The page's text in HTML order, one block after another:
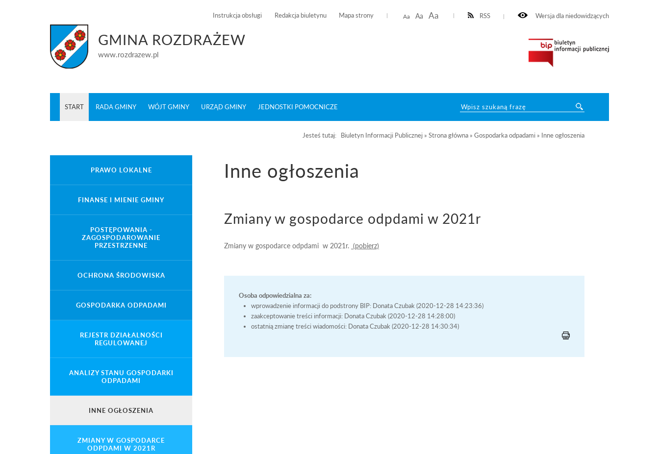
Wersja dla niedowidzących
RSS
Aa Aa Aa
Instrukcja obsługi Redakcja biuletynu Mapa strony
GMINA ROZDRAŻEW
www.rozdrazew.pl
START RADA GMINY WÓJT GMINY URZĄD GMINY JEDNOSTKI POMOCNICZE
Jesteś tutaj: Biuletyn Informacji Publicznej » Strona główna » Gospodarka odpadami » Inne ogłoszenia
Inne ogłoszenia
Zmiany w gospodarce odpdami w 2021r
Zmiany w gospodarce odpdami w 2021r. (pobierz)
Osoba odpowiedzialna za:
wprowadzenie informacji do podstrony BIP: Donata Czubak (2020-12-28 14:23:36)
zaakceptowanie treści informacji: Donata Czubak (2020-12-28 14:28:00)
ostatnią zmianę treści wiadomości: Donata Czubak (2020-12-28 14:30:34)
PRAWO LOKALNE
FINANSE I MIENIE GMINY
POSTĘPOWANIA -
ZAGOSPODAROWANIE
PRZESTRZENNE
OCHRONA ŚRODOWISKA
GOSPODARKA ODPADAMI
REJESTR DZIAŁALNOŚCI
REGULOWANEJ
ANALIZY STANU GOSPODARKI
ODPADAMI
INNE OGŁOSZENIA
ZMIANY W GOSPODARCE
ODPDAMI W 2021R